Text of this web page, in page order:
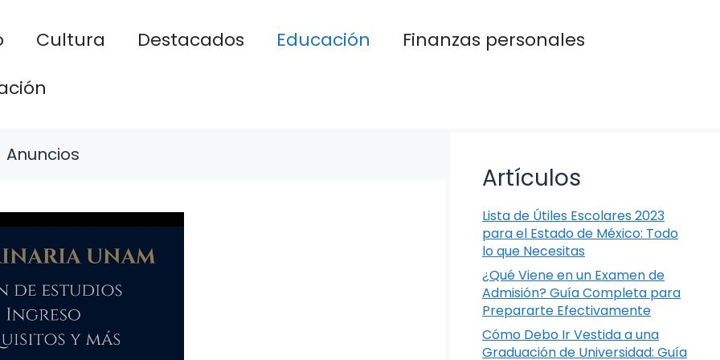
Cultura Destacados Educación
Finanzas personales
Anuncios
Artículos
Lista de Útiles Escolares 2023
para el Estado de México: Todo
lo que Necesitas
¿Qué Viene en un Examen de
Admisión? Guía Completa para
Prepararte Efectivamente
Cómo Debo Ir Vestida a una
Graduación de Universidad: Guía